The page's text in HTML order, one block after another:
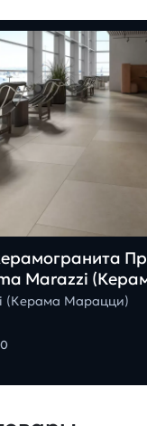
Marazzi
(Керама Марацци)